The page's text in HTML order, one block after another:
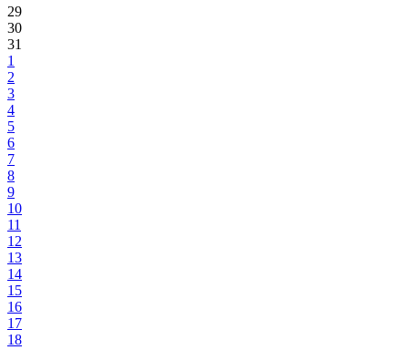
29
30
31
1
2
3
4
5
6
7
8
9
10
11
12
13
14
15
16
17
18